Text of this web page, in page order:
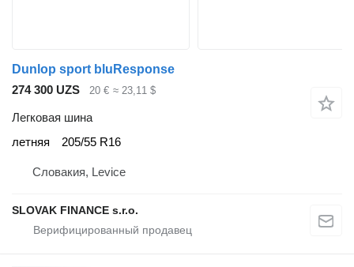
Dunlop sport bluResponse
274 300 UZS
20 € ≈ 23,11 $
Легковая шина
летняя
205/55 R16
Словакия, Levice
SLOVAK FINANCE s.r.o.